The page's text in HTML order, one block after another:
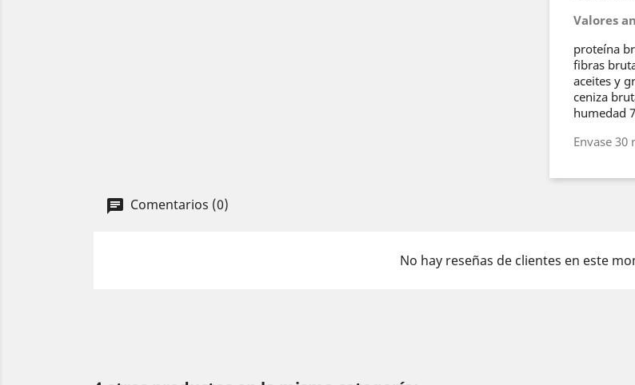
Valores
proteína
fibras
aceites y
ceniza
humedad
Envase 30
Comentarios (0)
No hay reseñas de clientes en este